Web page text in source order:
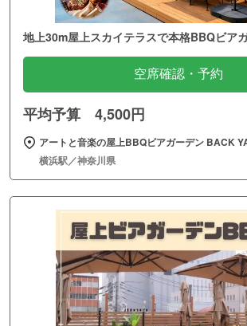
地上30m屋上スカイテラスで本格BBQビア
空席確認・予約
平均予算 4,500円
アートと音楽の屋上BBQビアガーデン BACK
横浜駅／神奈川県